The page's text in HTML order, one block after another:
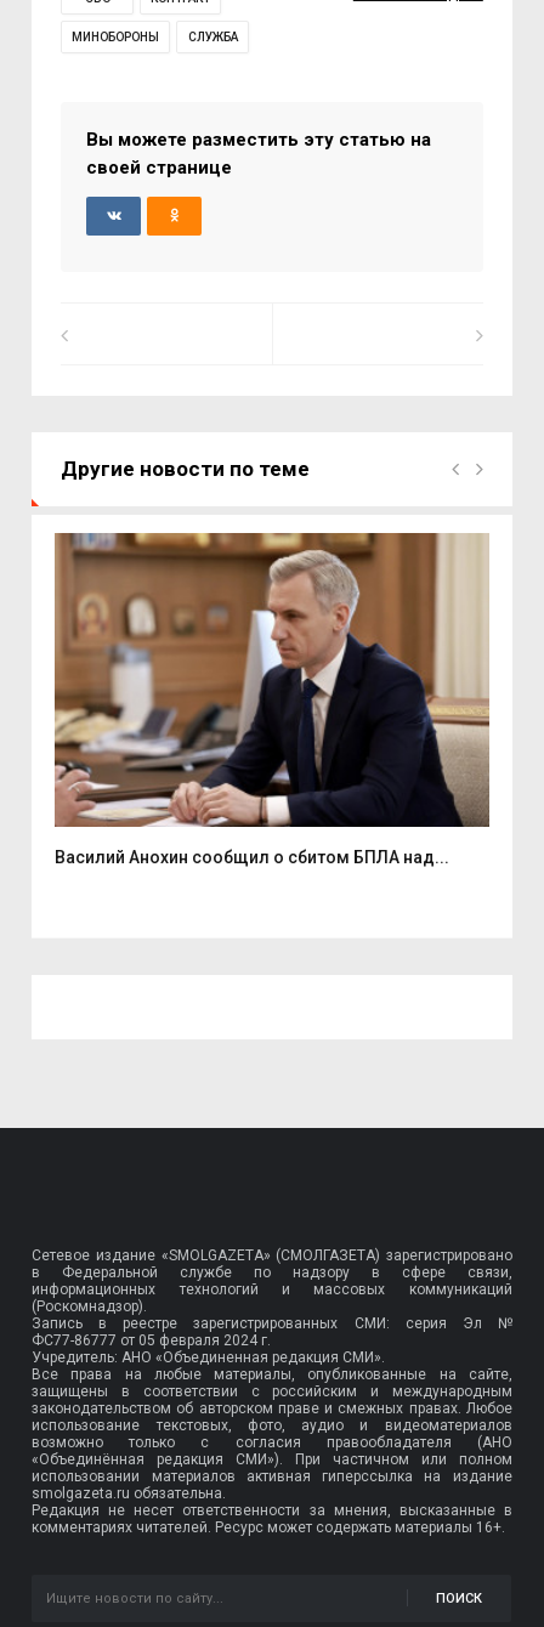
МИНОБОРОНЫ СЛУЖБА
Вы можете разместить эту статью на
своей странице
Другие новости по теме
Василий Анохин сообщил о сбитом БПЛА над...
Сетевое издание «SMOLGAZETA» (СМОЛГАЗЕТА) зарегистрировано
в Федеральной службе по надзору в сфере связи,
информационных технологий и массовых коммуникаций
(Роскомнадзор).
Запись в реестре зарегистрированных СМИ: серия Эл №
ФС77-86777 от 05 февраля 2024 г.
Учредитель: АНО «Объединенная редакция СМИ».
Все права на любые материалы, опубликованные на сайте,
защищены в соответствии с российским и международным
законодательством об авторском праве и смежных правах. Любое
использование текстовых, фото, аудио и видеоматериалов
возможно только с согласия правообладателя (АНО
«Объединённая редакция СМИ»). При частичном или полном
использовании материалов активная гиперссылка на издание
smolgazeta.ru обязательна.
Редакция не несет ответственности за мнения, высказанные в
комментариях читателей. Ресурс может содержать материалы 16+.
ПОИСК